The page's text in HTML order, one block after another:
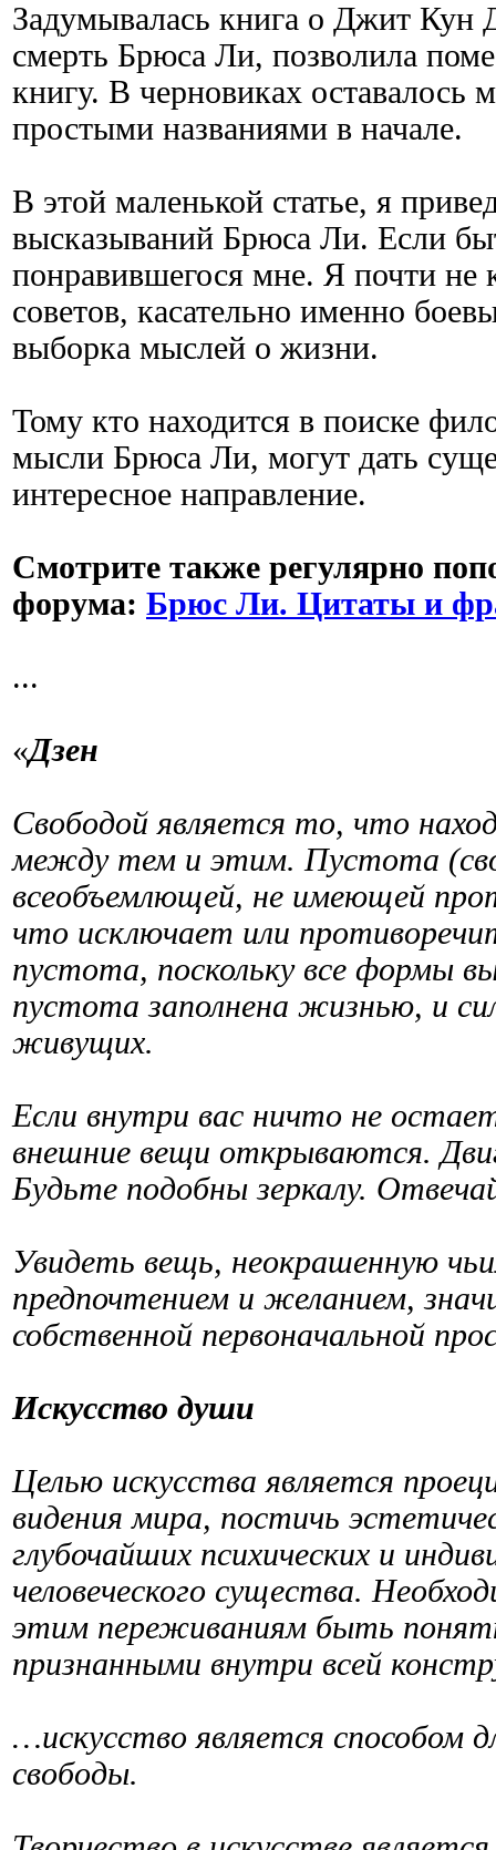
Задумывалась книга о Джит Кун
смерть Брюса Ли, позволила
книгу. В черновиках оставалось
простыми названиями в начале.
В этой маленькой статье, я
высказываний Брюса Ли. Если
понравившегося мне. Я почти не
советов, касательно именно
выборка мыслей о жизни.
Тому кто находится в поиске
мысли Брюса Ли, могут дать
интересное направление.
Смотрите также регулярно
форума: Брюс Ли. Цитаты и
...
«Дзен
Свободой является то, что
между тем и этим. Пустота
всеобъемлющей, не имеющей
что исключает или
пустота, поскольку все формы
пустота заполнена жизнью, и
живущих.
Если внутри вас ничто не
внешние вещи открываются.
Будьте подобны зеркалу.
Увидеть вещь, неокрашенную
предпочтением и желанием,
собственной первоначальной
Искусство души
Целью искусства является
видения мира, постичь
глубочайших психических и
человеческого существа.
этим переживаниям быть
признанными внутри всей
…искусство является способом
свободы.